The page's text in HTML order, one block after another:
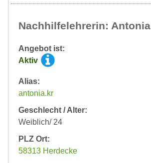
Nachhilfelehrerin: Antonia
Angebot ist:
Aktiv
Alias:
antonia.kr
Geschlecht / Alter:
Weiblich/ 24
PLZ Ort:
58313 Herdecke